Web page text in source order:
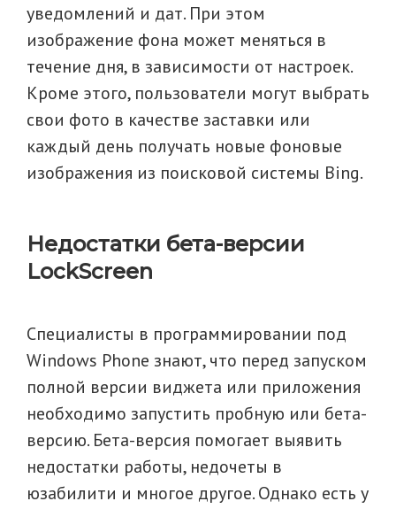
уведомлений и дат. При этом
изображение фона может меняться в
течение дня, в зависимости от настроек.
Кроме этого, пользователи могут выбрать
свои фото в качестве заставки или
каждый день получать новые фоновые
изображения из поисковой системы Bing.
Недостатки бета-версии
LockScreen
Специалисты в программировании под
Windows Phone знают, что перед запуском
полной версии виджета или приложения
необходимо запустить пробную или бета-
версию. Бета-версия помогает выявить
недостатки работы, недочеты в
юзабилити и многое другое. Однако есть у